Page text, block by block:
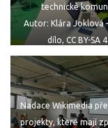
technické
Autor: Klára Joklová
dílo, CC BY-SA
Nadace Wikimedia
projekty, které mají